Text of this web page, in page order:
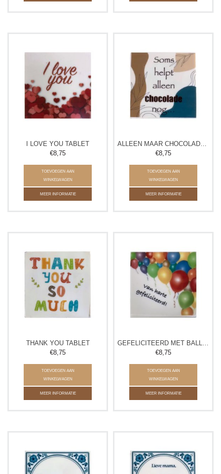
I LOVE YOU TABLET
€8,75
TOEVOEGEN AAN
WINKELWAGEN
MEER INFORMATIE
€8,75
TOEVOEGEN AAN
WINKELWAGEN
MEER INFORMATIE
THANK YOU TABLET
€8,75
TOEVOEGEN AAN
WINKELWAGEN
MEER INFORMATIE
€8,75
TOEVOEGEN AAN
WINKELWAGEN
MEER INFORMATIE